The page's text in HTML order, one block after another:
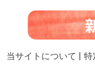
当サイトについて 特